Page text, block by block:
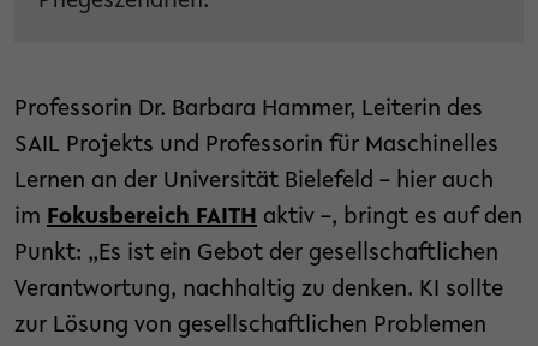
Professorin Dr. Barbara Hammer, Leiterin des
SAIL Projekts und Professorin für Maschinelles
Lernen an der Universität Bielefeld – hier auch
im Fokusbereich FAITH aktiv –, bringt es auf den
Punkt: „Es ist ein Gebot der gesellschaftlichen
Verantwortung, nachhaltig zu denken. KI sollte
zur Lösung von gesellschaftlichen Problemen